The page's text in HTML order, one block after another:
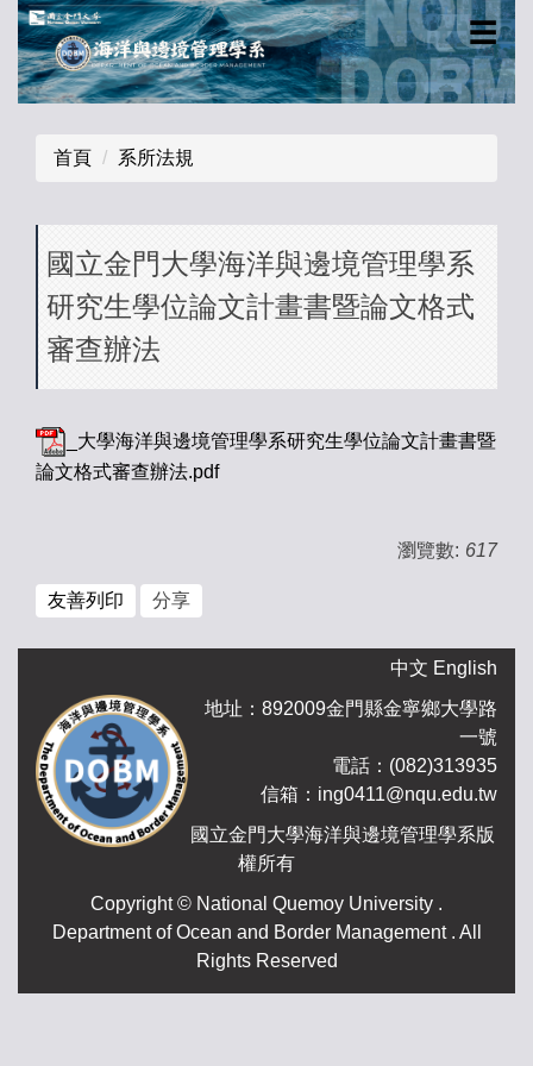
跳
到
主
要
☰
首頁 系所法規
國立金門大學海洋與邊境管理學系
研究生學位論文計畫書暨論文格式
審查辦法
_大學海洋與邊境管理學系研究生學位論文計畫書暨
論文格式審查辦法.pdf
瀏覽數: 617
友善列印 分享
中文 English
地址：892009金門縣金寧鄉大學路
一號
電話：(082)313935
信箱：ing0411@nqu.edu.tw
國立金門大學海洋與邊境管理學系版
權所有
.Copyright © National Quemoy University
Department of Ocean and Border Management . All
Rights Reserved